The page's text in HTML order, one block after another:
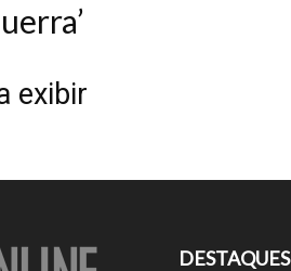
exibir
DESTAQUES